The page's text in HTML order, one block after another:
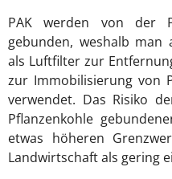
PAK werden von der
gebunden, weshalb man
als Luftfilter zur
zur Immobilisierung von
verwendet. Das Risiko
Pflanzenkohle
etwas höheren
Landwirtschaft als gering